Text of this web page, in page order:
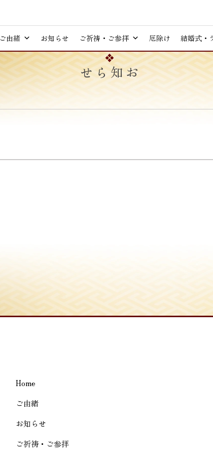
ご由緒 お知らせ ご祈祷・ご参拝 厄除け 結婚式・
お知らせ
Home
ご由緒
お知らせ
ご祈祷・ご参拝